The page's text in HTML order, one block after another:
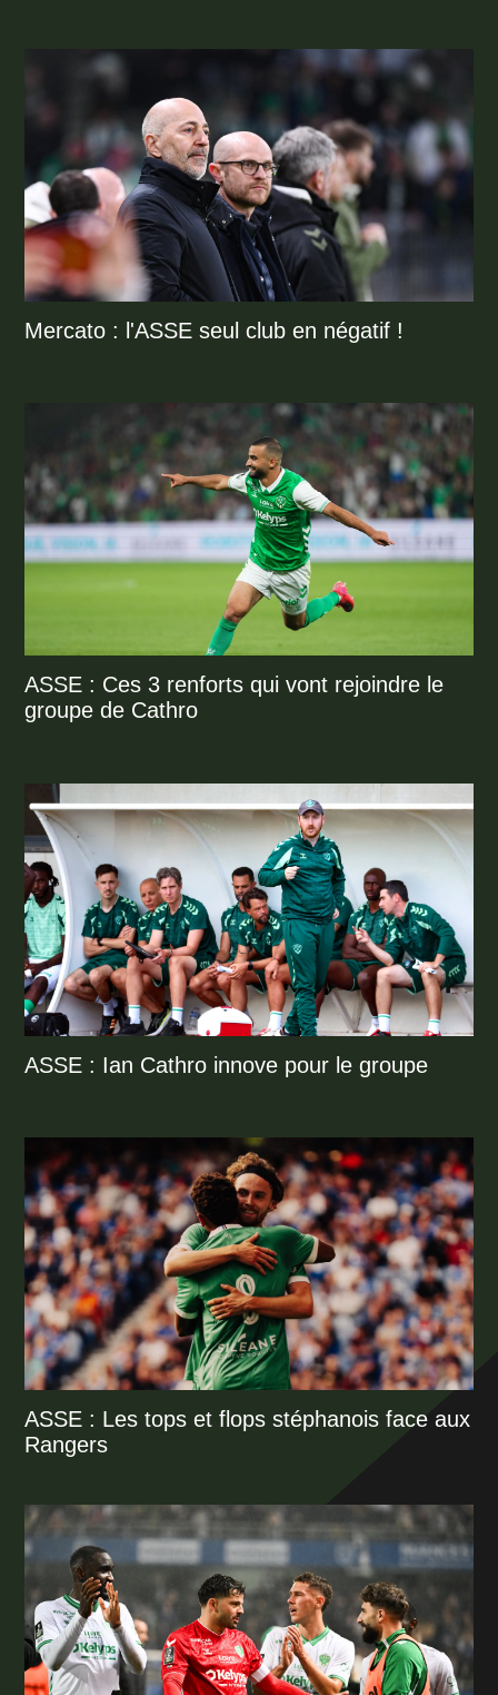
Mercato : l'ASSE seul club en négatif !
ASSE : Ces 3 renforts qui vont rejoindre le
groupe de Cathro
ASSE : Ian Cathro innove pour le groupe
ASSE : Les tops et flops stéphanois face aux
Rangers